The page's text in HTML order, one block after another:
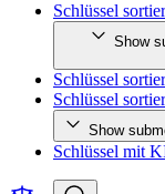
Schlüssel
Show
Schlüssel
Schlüssel
Show
Schlüssel mit